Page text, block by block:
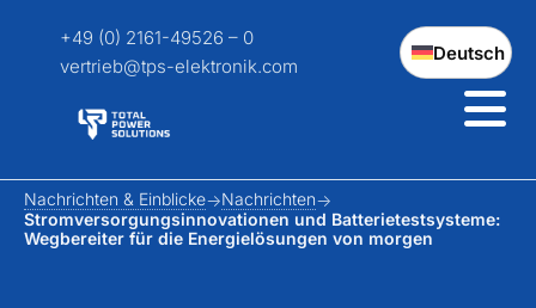
+49 (0) 2161-49526 – 0
vertrieb@tps-elektronik.com
Deutsch
Nachrichten & Einblicke
Nachrichten
Stromversorgungs­innovationen und Batterietestsysteme:
Wegbereiter für die Energielösungen von morgen